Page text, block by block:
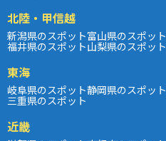
北陸・甲信越
新潟県のスポット富山県のスポット
福井県のスポット山梨県のスポット
東海
岐阜県のスポット静岡県のスポット
三重県のスポット
近畿